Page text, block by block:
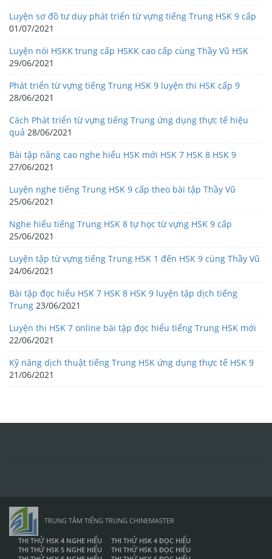
Luyện sơ đồ tư duy phát triển từ vựng tiếng Trung HSK 9 cấp
01/07/2021
Luyện nói HSKK trung cấp HSKK cao cấp cùng Thầy Vũ HSK
29/06/2021
Phát triển từ vựng tiếng Trung HSK 9 luyện thi HSK cấp 9
28/06/2021
Cách Phát triển từ vựng tiếng Trung ứng dụng thực tế hiệu
quả 28/06/2021
Bài tập nâng cao nghe hiểu HSK mới HSK 7 HSK 8 HSK 9
27/06/2021
Luyện nghe tiếng Trung HSK 9 cấp theo bài tập Thầy Vũ
25/06/2021
Nghe hiểu tiếng Trung HSK 8 tự học từ vựng HSK 9 cấp
25/06/2021
Luyện tập từ vựng tiếng Trung HSK 1 đến HSK 9 cùng Thầy Vũ
24/06/2021
Bài tập đọc hiểu HSK 7 HSK 8 HSK 9 luyện tập dịch tiếng
Trung 23/06/2021
Luyện thi HSK 7 online bài tập đọc hiểu tiếng Trung HSK mới
22/06/2021
Kỹ năng dịch thuật tiếng Trung HSK ứng dụng thực tế HSK 9
21/06/2021
TRUNG TÂM TIẾNG TRUNG CHINEMASTER
THI THỬ HSK 4 NGHE HIỂU
THI THỬ HSK 4 ĐỌC HIỂU
THI THỬ HSK 5 NGHE HIỂU
THI THỬ HSK 5 ĐỌC HIỂU